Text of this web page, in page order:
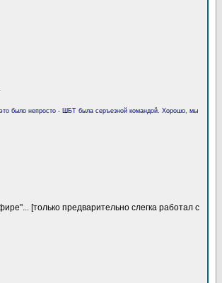
было непросто - ШБТ была серъезной командой. Хорошо, мы
[только предварительно слегка работал с